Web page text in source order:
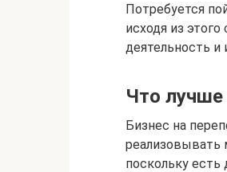
Потребуется
исходя из
деятельность и
Что лучше
Бизнес на
реализовывать
поскольку